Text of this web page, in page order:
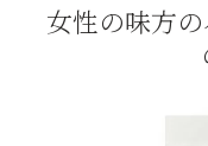
女性の味方